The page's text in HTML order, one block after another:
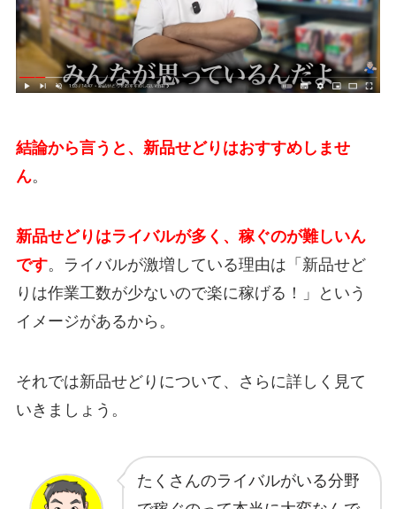
結論から言うと、新品せどりはおすすめしませ
ん。
新品せどりはライバルが多く、稼ぐのが難しいん
です。ライバルが激増している理由は「新品せど
りは作業工数が少ないので楽に稼げる！」という
イメージがあるから。
それでは新品せどりについて、さらに詳しく見て
いきましょう。
たくさんのライバルがいる分野